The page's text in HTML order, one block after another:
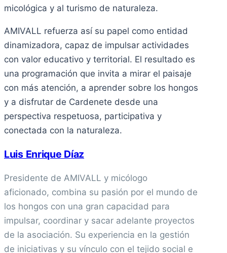
micológica y al turismo de naturaleza.
AMIVALL refuerza así su papel como entidad
dinamizadora, capaz de impulsar actividades
con valor educativo y territorial. El resultado es
una programación que invita a mirar el paisaje
con más atención, a aprender sobre los hongos
y a disfrutar de Cardenete desde una
perspectiva respetuosa, participativa y
conectada con la naturaleza.
Luis Enrique Díaz
Presidente de AMIVALL y micólogo
aficionado, combina su pasión por el mundo de
los hongos con una gran capacidad para
impulsar, coordinar y sacar adelante proyectos
de la asociación. Su experiencia en la gestión
de iniciativas y su vínculo con el tejido social e